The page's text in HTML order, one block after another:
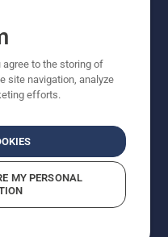
agree to the storing of
site navigation, analyze
efforts.
MY PERSONAL